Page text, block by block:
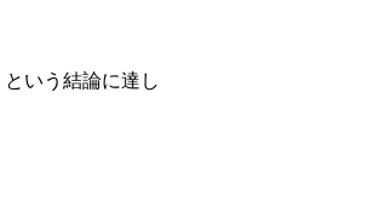
いう結論に達し